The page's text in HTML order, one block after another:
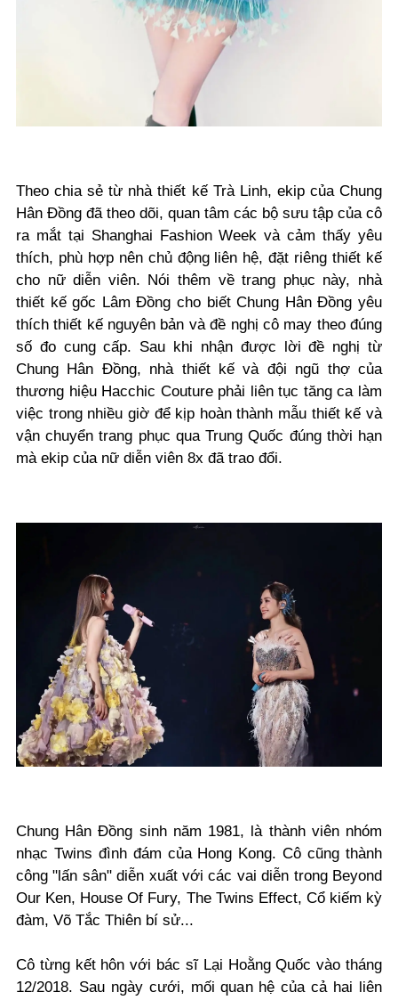
Theo chia sẻ từ nhà thiết kế Trà Linh, ekip của Chung
Hân Đồng đã theo dõi, quan tâm các bộ sưu tập của cô
ra mắt tại Shanghai Fashion Week và cảm thấy yêu
thích, phù hợp nên chủ động liên hệ, đặt riêng thiết kế
cho nữ diễn viên. Nói thêm về trang phục này, nhà
thiết kế gốc Lâm Đồng cho biết Chung Hân Đồng yêu
thích thiết kế nguyên bản và đề nghị cô may theo đúng
số đo cung cấp. Sau khi nhận được lời đề nghị từ
Chung Hân Đồng, nhà thiết kế và đội ngũ thợ của
thương hiệu Hacchic Couture phải liên tục tăng ca làm
việc trong nhiều giờ để kịp hoàn thành mẫu thiết kế và
vận chuyển trang phục qua Trung Quốc đúng thời hạn
mà ekip của nữ diễn viên 8x đã trao đổi.
Chung Hân Đồng sinh năm 1981, là thành viên nhóm
nhạc Twins đình đám của Hong Kong. Cô cũng thành
công "lấn sân" diễn xuất với các vai diễn trong Beyond
Our Ken, House Of Fury, The Twins Effect, Cổ kiếm kỳ
đàm, Võ Tắc Thiên bí sử...
Cô từng kết hôn với bác sĩ Lại Hoằng Quốc vào tháng
12/2018. Sau ngày cưới, mối quan hệ của cả hai liên